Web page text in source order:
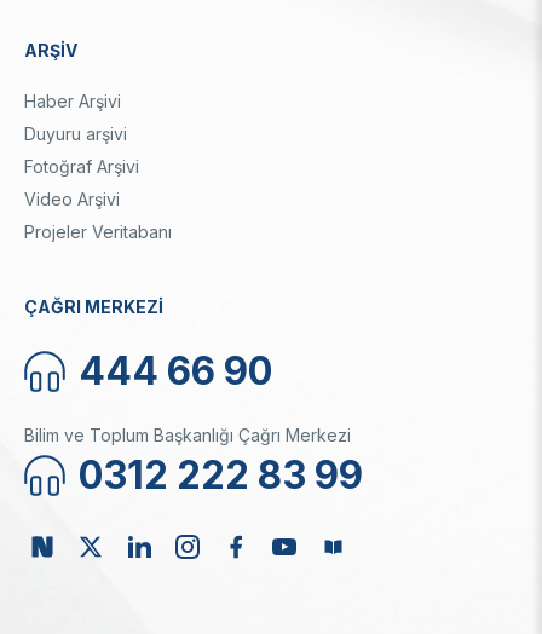
ARŞİV
Haber Arşivi
Duyuru arşivi
Fotoğraf Arşivi
Video Arşivi
Projeler Veritabanı
ÇAĞRI MERKEZİ
444 66 90
Bilim ve Toplum Başkanlığı Çağrı Merkezi
0312 222 83 99